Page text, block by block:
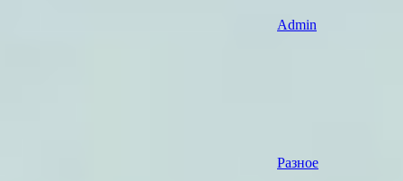
Admin
Разное